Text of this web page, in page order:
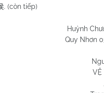
. (còn tiếp)
03/02/
VỆ